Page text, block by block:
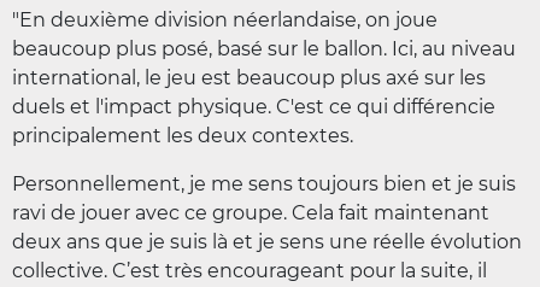
"En deuxième division néerlandaise, on joue
beaucoup plus posé, basé sur le ballon. Ici, au niveau
international, le jeu est beaucoup plus axé sur les
duels et l'impact physique. C'est ce qui différencie
principalement les deux contextes.
Personnellement, je me sens toujours bien et je suis
ravi de jouer avec ce groupe. Cela fait maintenant
deux ans que je suis là et je sens une réelle évolution
collective. C’est très encourageant pour la suite, il